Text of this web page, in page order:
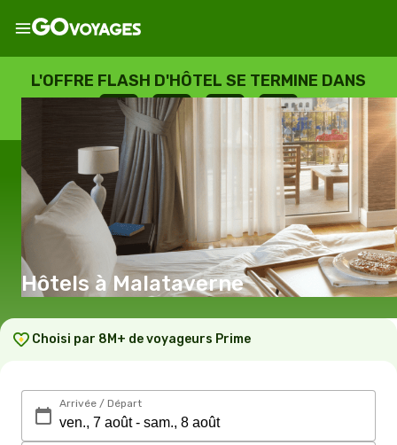
L'OFFRE FLASH D'HÔTEL SE TERMINE DANS
--
JOURS
: --
HEURES
: --
SECONDES
Hôtels à Malataverne
Choisi par 8M+ de voyageurs Prime
Arrivée / Départ